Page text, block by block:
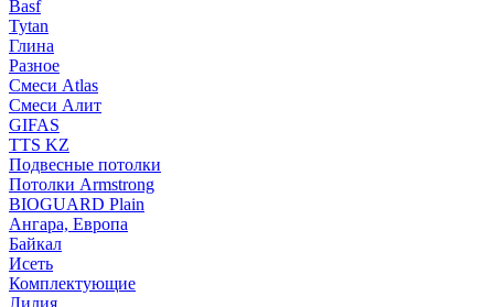
Basf
Tytan
Глина
Разное
Смеси Atlas
Смеси Алит
GIFAS
TTS KZ
Подвесные потолки
Потолки Armstrong
BIOGUARD Plain
Ангара, Европа
Байкал
Исеть
Комплектующие
Лилия